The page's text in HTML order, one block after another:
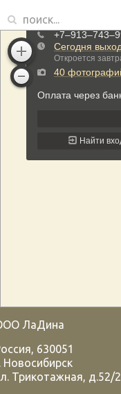
ЛаДина
, 630051
Новосибирск
Трикотажная, д.52/2